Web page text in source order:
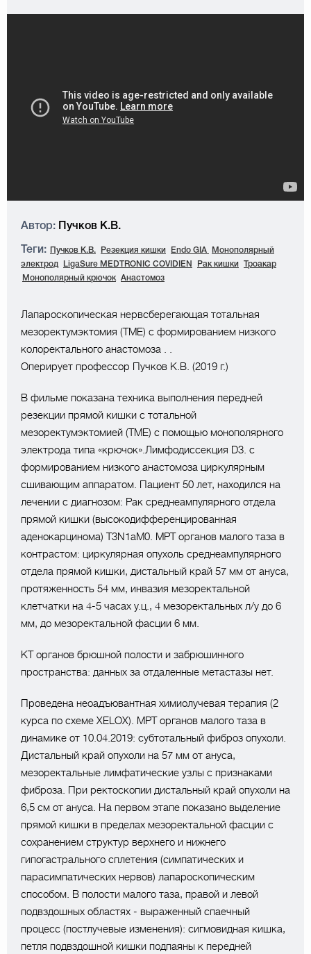
Автор: Пучков К.В.
Теги: Пучков К.В. Резекция кишки Endo GIA
Монополярный
электрод
LigaSure MEDTRONIC COVIDIEN Рак кишки
Троакар
Монополярный крючок
Анастомоз
Лапароскопическая нервсберегающая тотальная
мезоректумэктомия (TME) с формированием низкого
колоректального анастомоза . .
Оперирует профессор Пучков К.В. (2019 г.)
В фильме показана техника выполнения передней
резекции прямой кишки с тотальной
мезоректумэктомией (TME) с помощью монополярного
электрода типа «крючок».Лимфодиссекция D3. с
формированием низкого анастомоза циркулярным
сшивающим аппаратом. Пациент 50 лет, находился на
лечении с диагнозом: Рак среднеампулярного отдела
прямой кишки (высокодифференцированная
аденокарцинома) T3N1аM0. МРТ органов малого таза в
контрастом: циркулярная опухоль среднеампулярного
отдела прямой кишки, дистальный край 57 мм от ануса,
протяженность 54 мм, инвазия мезоректальной
клетчатки на 4-5 часах у.ц., 4 мезоректальных л/у до 6
мм, до мезоректальной фасции 6 мм.
КТ органов брюшной полости и забрюшинного
пространства: данных за отдаленные метастазы нет.
Проведена неоадъювантная химиолучевая терапия (2
курса по схеме XELOX). МРТ органов малого таза в
динамике от 10.04.2019: субтотальный фиброз опухоли.
Дистальный край опухоли на 57 мм от ануса,
мезоректальные лимфатические узлы с признаками
фиброза. При ректоскопии дистальный край опухоли на
6,5 см от ануса. На первом этапе показано выделение
прямой кишки в пределах мезоректальной фасции с
сохранением структур верхнего и нижнего
гипогастрального сплетения (симпатических и
парасимпатических нервов) лапароскопическим
способом. В полости малого таза, правой и левой
подвздошных областях - выраженный спаечный
процесс (постлучевые изменения): сигмовидная кишка,
петля подвздошной кишки подпаяны к передней